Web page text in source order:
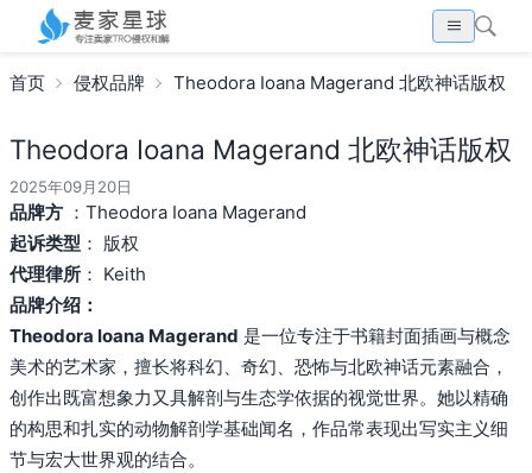
首页 侵权品牌 Theodora Ioana Magerand 北欧神话版权
Theodora Ioana Magerand 北欧神话版权
2025年09月20日
品牌方：Theodora Ioana Magerand
起诉类型 ： 版权
代理律所： Keith
品牌介绍：
Theodora Ioana Magerand 是一位专注于书籍封面插画与概念
美术的艺术家，擅长将科幻、奇幻、恐怖与北欧神话元素融合，
创作出既富想象力又具解剖与生态学依据的视觉世界。她以精确
的构思和扎实的动物解剖学基础闻名，作品常表现出写实主义细
节与宏大世界观的结合。